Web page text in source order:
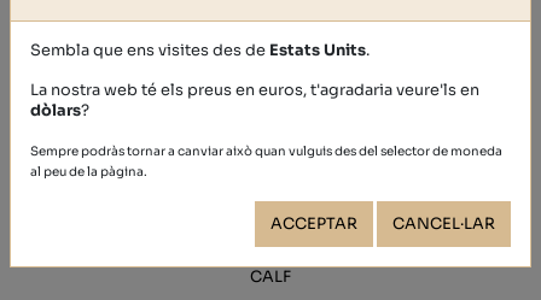
CALF
Sembla que ens visites des de Estats Units.
La nostra web té els preus en euros, t'agradaria veure'ls en
dòlars?
Sempre podràs tornar a canviar això quan vulguis des del selector de moneda
al peu de la pàgina.
ACCEPTAR CANCEL·LAR